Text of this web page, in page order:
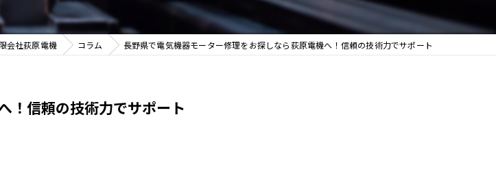
販売
会社荻原電機 コラム 長野県で電気機器モーター修理をお探しなら荻原電機へ！信頼の技術力でサポート
！信頼の技術力でサポート